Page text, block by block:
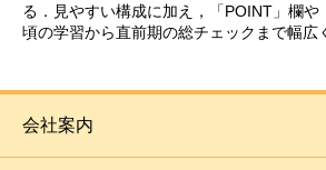
る．見やすい構成に加え，「POINT」欄や
頃の学習から直前期の総チェックまで幅広
会社案内